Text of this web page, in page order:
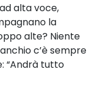
alta voce,
la
alte? Niente
c’è sempre
“Andrà tutto